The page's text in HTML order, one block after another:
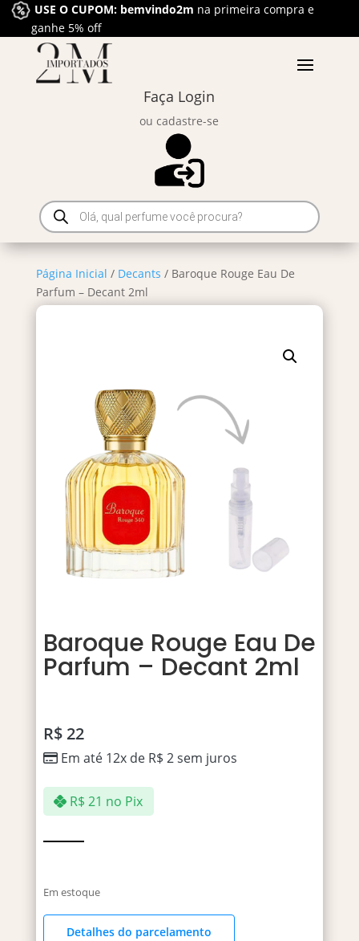
USE O CUPOM: bemvindo2m na primeira compra e
ganhe 5% off
Faça Login
ou cadastre-se
Pesquisar
produtos
Página Inicial / Decants / Baroque Rouge Eau De
Parfum – Decant 2ml
Baroque Rouge Eau De
Parfum – Decant 2ml
R$22
Em até 12x de R$ 2sem juros
R$ 21 no Pix
Em estoque
Detalhes do parcelamento